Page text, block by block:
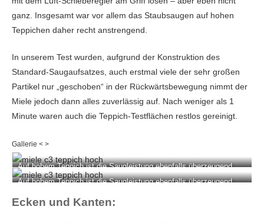
ganz. Insgesamt war vor allem das Staubsaugen auf hohen
Teppichen daher recht anstrengend.
In unserem Test wurden, aufgrund der Konstruktion des
Standard-Saugaufsatzes, auch erstmal viele der sehr großen
Partikel nur „geschoben“ in der Rückwärtsbewegung nimmt der
Miele jedoch dann alles zuverlässig auf. Nach weniger als 1
Minute waren auch die Teppich-Testflächen restlos gereinigt.
Auf hohem Teppich ist die Saugleistung ebenfalls überzeugend.
Auf hohem Teppich ist die Saugleistung ebenfalls überzeugend.
Ecken und Kanten: